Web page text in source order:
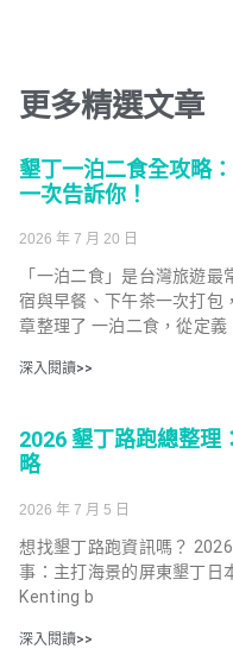
更多精選文章
墾丁一泊二食全攻略
一次告訴你！
2026 年 7 月 20 日
「一泊二食」是台灣旅遊
宿與早餐、下午茶一次打包
章整理了 一泊二食，從定義
深入閱讀>>
2026 墾丁路跑總整理
略
2026 年 7 月 5 日
想找墾丁路跑資訊嗎？
事：主打海景的屏東墾丁日
Kenting b
深入閱讀>>